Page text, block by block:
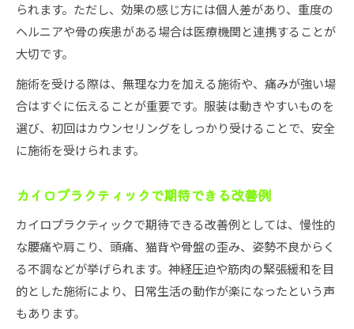
られます。ただし、効果の感じ方には個人差があり、重度の
ヘルニアや骨の疾患がある場合は医療機関と連携することが
大切です。
施術を受ける際は、無理な力を加える施術や、痛みが強い場
合はすぐに伝えることが重要です。服装は動きやすいものを
選び、初回はカウンセリングをしっかり受けることで、安全
に施術を受けられます。
カイロプラクティックで期待できる改善例
カイロプラクティックで期待できる改善例としては、慢性的
な腰痛や肩こり、頭痛、猫背や骨盤の歪み、姿勢不良からく
る不調などが挙げられます。神経圧迫や筋肉の緊張緩和を目
的とした施術により、日常生活の動作が楽になったという声
もあります。